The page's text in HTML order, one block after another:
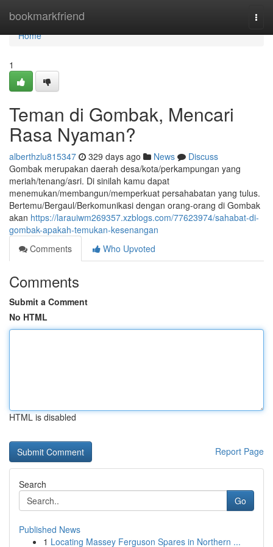
bookmarkfriend
Home
Home
1
Teman di Gombak, Mencari
Rasa Nyaman?
alberthzlu815347 329 days ago News
Discuss
Gombak merupakan daerah desa/kota/perkampungan yang
meriah/tenang/asri. Di sinilah kamu dapat
menemukan/membangun/memperkuat persahabatan yang tulus.
Bertemu/Bergaul/Berkomunikasi dengan orang-orang di Gombak
akan https://larauiwm269357.xzblogs.com/77623974/sahabat-di-
gombak-apakah-temukan-kesenangan
Comments
Who Upvoted
Comments
Submit a Comment
No HTML
HTML is disabled
Report Page
Search
Go
Published News
1 Locating Massey Ferguson Spares in Northern ...